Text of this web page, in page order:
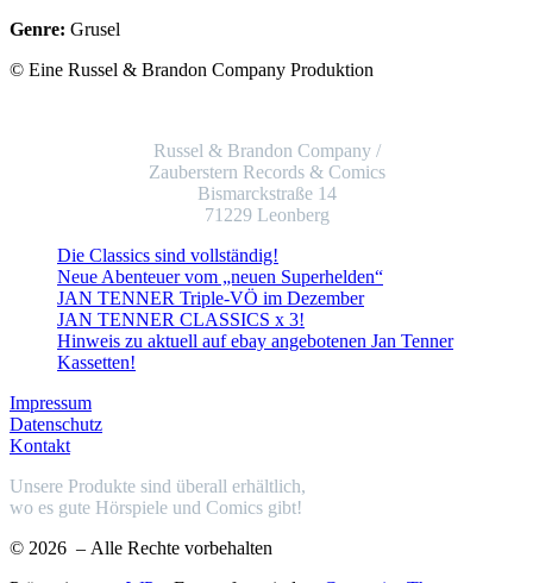
Genre: Grusel
© Eine Russel & Brandon Company Produktion
Russel & Brandon Company /
Zauberstern Records & Comics
Bismarckstraße 14
71229 Leonberg
Die Classics sind vollständig!
Neue Abenteuer vom „neuen Superhelden“
JAN TENNER Triple-VÖ im Dezember
JAN TENNER CLASSICS x 3!
Hinweis zu aktuell auf ebay angebotenen Jan Tenner
Kassetten!
Impressum
Datenschutz
Kontakt
Unsere Produkte sind überall erhältlich,
wo es gute Hörspiele und Comics gibt!
© 2026 – Alle Rechte vorbehalten